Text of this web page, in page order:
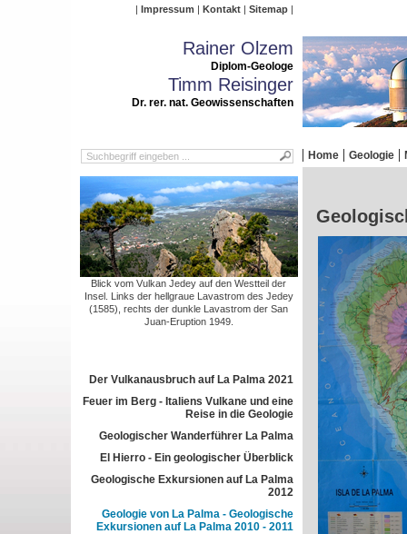
Impressum Kontakt Sitemap
Rainer Olzem
Diplom-Geologe
Timm Reisinger
Dr. rer. nat. Geowissenschaften
Home Geologie
Blick vom Vulkan Jedey auf den Westteil der
Insel. Links der hellgraue Lavastrom des Jedey
(1585), rechts der dunkle Lavastrom der San
Juan-Eruption 1949.
Der Vulkanausbruch auf La Palma 2021
Feuer im Berg - Italiens Vulkane und eine
Reise in die Geologie
Geologischer Wanderführer La Palma
El Hierro - Ein geologischer Überblick
Geologische Exkursionen auf La Palma
2012
Geologie von La Palma - Geologische
Exkursionen auf La Palma 2010 - 2011